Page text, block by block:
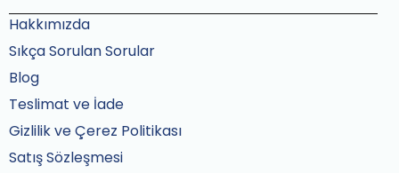
Hakkımızda
Sıkça Sorulan Sorular
Blog
Teslimat ve İade
Gizlilik ve Çerez Politikası
Satış Sözleşmesi